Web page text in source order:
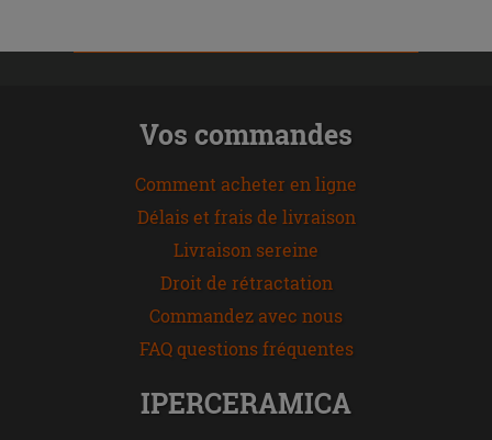
Vos commandes
Comment acheter en ligne
Délais et frais de livraison
Livraison sereine
Droit de rétractation
Commandez avec nous
FAQ questions fréquentes
IPERCERAMICA